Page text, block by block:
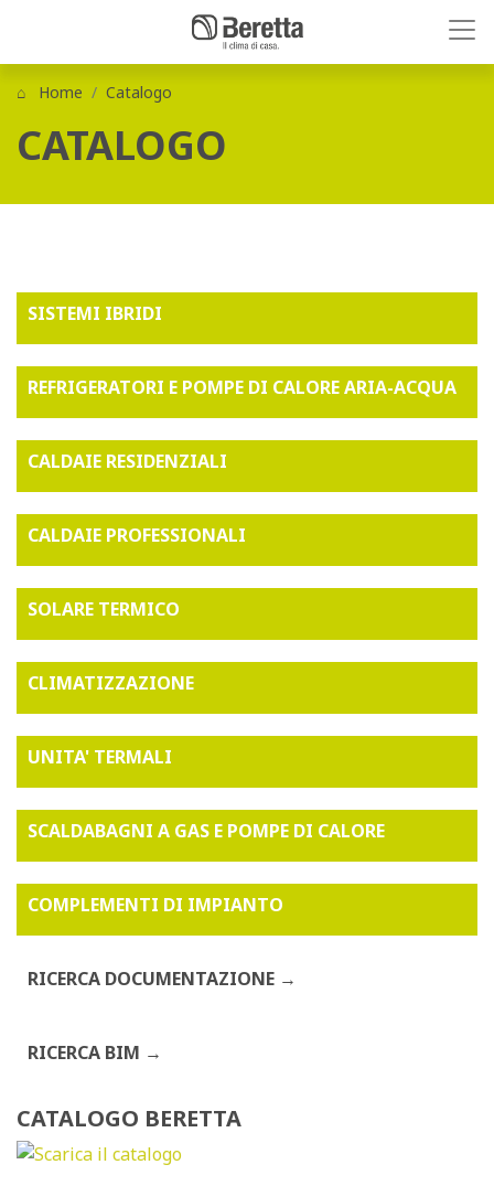
Home Catalogo
CATALOGO
SISTEMI IBRIDI
REFRIGERATORI E POMPE DI CALORE ARIA-ACQUA
CALDAIE RESIDENZIALI
CALDAIE PROFESSIONALI
SOLARE TERMICO
CLIMATIZZAZIONE
UNITA' TERMALI
SCALDABAGNI A GAS E POMPE DI CALORE
COMPLEMENTI DI IMPIANTO
RICERCA DOCUMENTAZIONE
RICERCA BIM
CATALOGO BERETTA